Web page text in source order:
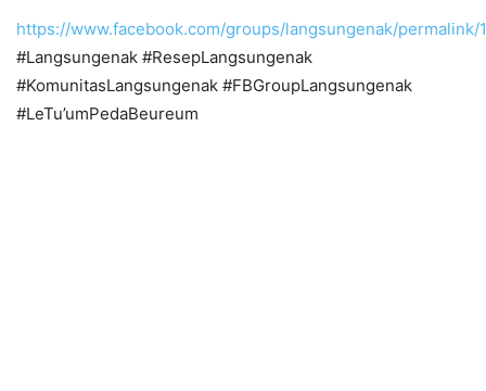
https://www.facebook.com/groups/langsungenak/permalink/
#Langsungenak #ResepLangsungenak
#KomunitasLangsungenak #FBGroupLangsungenak
#LeTu’umPedaBeureum